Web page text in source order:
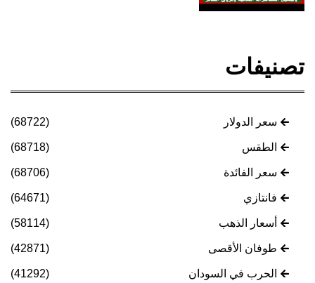
تصنيفات
سعر الدولار (68722)
الطقس (68718)
سعر الفائدة (68706)
فانتازي (64671)
أسعار الذهب (58114)
طوفان الأقصى (42871)
الحرب في السودان (41292)